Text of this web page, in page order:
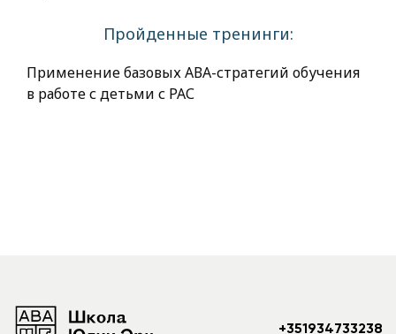
Пройденные тренинги:
Применение базовых АВА-стратегий обучения
в работе с детьми с РАС
+351934733238